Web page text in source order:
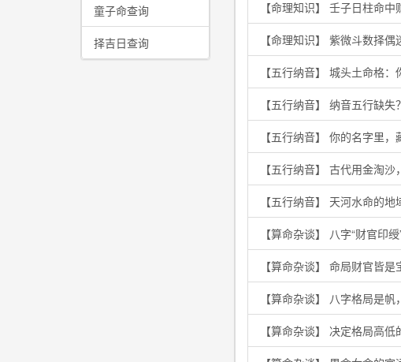
童子命查询
择吉日查询
【命理知识】 壬子日柱命
【命理知识】 紫微斗数择
【五行纳音】 城头土命格
【五行纳音】 纳音五行缺
【五行纳音】 你的名字里
【五行纳音】 古代用金淘
【五行纳音】 天河水命的
【算命杂谈】 八字“财官印
【算命杂谈】 命局财官皆
【算命杂谈】 八字格局是
【算命杂谈】 决定格局高